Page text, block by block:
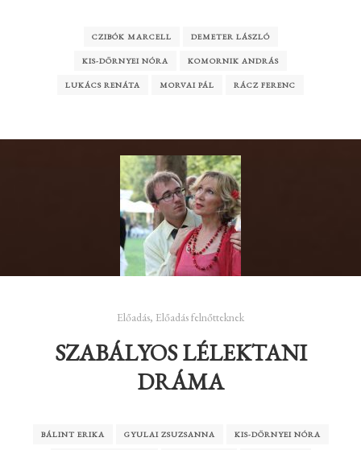
CZIBÓK MARCELL DEMETER LÁSZLÓ
KIS-DÖRNYEI NÓRA KOMORNIK ANDRÁS
LUKÁCS RENÁTA MORVAI PÁL RÁCZ FERENC
Előadás, Előadás felnőtteknek
SZABÁLYOS LÉLEKTANI
DRÁMA
BÁLINT ERIKA GYULAI ZSUZSANNA KIS-DÖRNYEI NÓRA